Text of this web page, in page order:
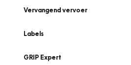
Vervangend vervoer
Labels
GRIP Expert